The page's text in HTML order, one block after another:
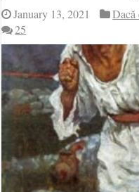
January 13, 2021 Dacă
25